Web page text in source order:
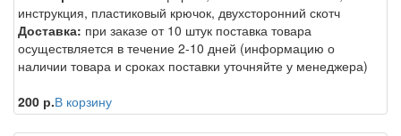
инструкция, пластиковый крючок, двухсторонний скотч
Доставка: при заказе от 10 штук поставка товара
осуществляется в течение 2-10 дней (информацию о
наличии товара и сроках поставки уточняйте у менеджера)
200 р.В корзину